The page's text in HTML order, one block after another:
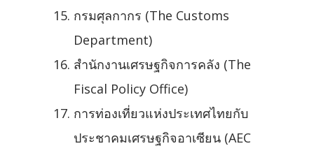
กรมศุลกากร (The Customs
Department)
สำนักงานเศรษฐกิจการคลัง (The
Fiscal Policy Office)
การท่องเที่ยวแห่งประเทศไทยกับ
ประชาคมเศรษฐกิจอาเซียน (AEC